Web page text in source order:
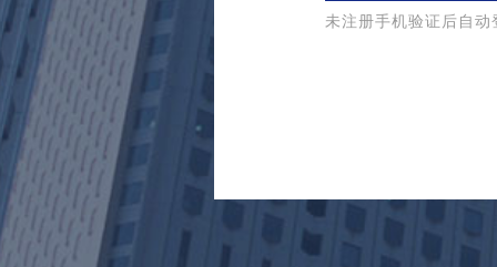
未注册手机验证后自